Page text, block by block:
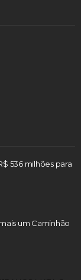
536 milhões para
um Caminhão